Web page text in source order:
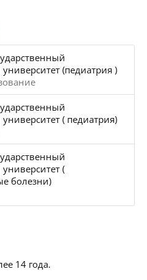
(педиатрия )
( педиатрия)
(
болезни)
14 года.